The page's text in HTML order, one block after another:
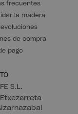
frecuentes
la madera
de compra
pago
S.L.